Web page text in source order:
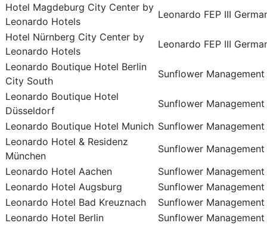
Hotel Magdeburg City Center by
Leonardo Hotels
Leonardo FEP III
Hotel Nürnberg City Center by
Leonardo Hotels
Leonardo FEP III
Leonardo Boutique Hotel Berlin
City South
Sunflower Management
Leonardo Boutique Hotel
Düsseldorf
Sunflower Management
Leonardo Boutique Hotel Munich Sunflower Management
Leonardo Hotel & Residenz
München
Sunflower Management
Leonardo Hotel Aachen
Sunflower Management
Leonardo Hotel Augsburg
Sunflower Management
Leonardo Hotel Bad Kreuznach
Sunflower Management
Leonardo Hotel Berlin
Sunflower Management